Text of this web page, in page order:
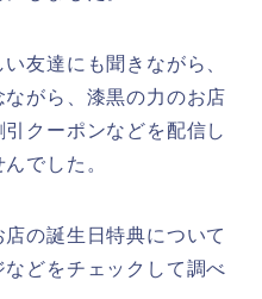
友達にも聞きながら、
がら、漆黒の力のお店
クーポンなどを配信し
でした。
の誕生日特典について
どをチェックして調べ